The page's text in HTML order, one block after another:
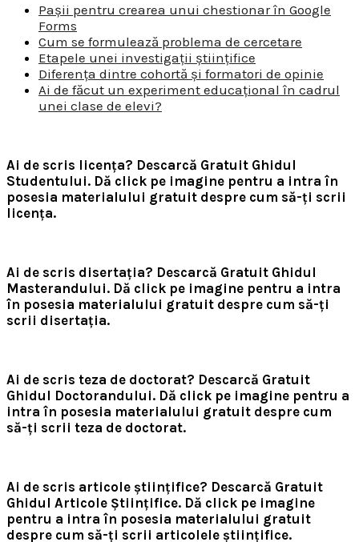
Pașii pentru crearea unui chestionar în Google
Forms
Cum se formulează problema de cercetare
Etapele unei investigații științifice
Diferența dintre cohortă și formatori de opinie
Ai de făcut un experiment educațional în cadrul
unei clase de elevi?
Ai de scris licența? Descarcă Gratuit Ghidul
Studentului. Dă click pe imagine pentru a intra în
posesia materialului gratuit despre cum să-ți scrii
licența.
Ai de scris disertația? Descarcă Gratuit Ghidul
Masterandului. Dă click pe imagine pentru a intra
în posesia materialului gratuit despre cum să-ți
scrii disertația.
Ai de scris teza de doctorat? Descarcă Gratuit
Ghidul Doctorandului. Dă click pe imagine pentru a
intra în posesia materialului gratuit despre cum
să-ți scrii teza de doctorat.
Ai de scris articole științifice? Descarcă Gratuit
Ghidul Articole Științifice. Dă click pe imagine
pentru a intra în posesia materialului gratuit
despre cum să-ți scrii articolele științifice.